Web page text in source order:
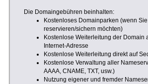
Die Domaingebühren beinhalten:
Kostenloses Domainparken (wenn
reservieren/sichern möchten)
Kostenlose Weiterleitung der Domain
Internet-Adresse
Kostenlose Weiterleitung direkt auf
Kostenlose Verwaltung aller
AAAA, CNAME, TXT, usw.)
Nutzung eigener und fremder